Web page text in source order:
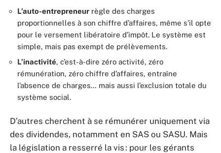
L’auto-entrepreneur règle des charges
proportionnelles à son chiffre d’affaires, même s’il opte
pour le versement libératoire d’impôt. Le système est
simple, mais pas exempt de prélèvements.
L’inactivité, c’est-à-dire zéro activité, zéro
rémunération, zéro chiffre d’affaires, entraîne
l’absence de charges… mais aussi l’exclusion totale du
système social.
D’autres cherchent à se rémunérer uniquement via
des dividendes, notamment en SAS ou SASU. Mais
la législation a resserré la vis : pour les gérants